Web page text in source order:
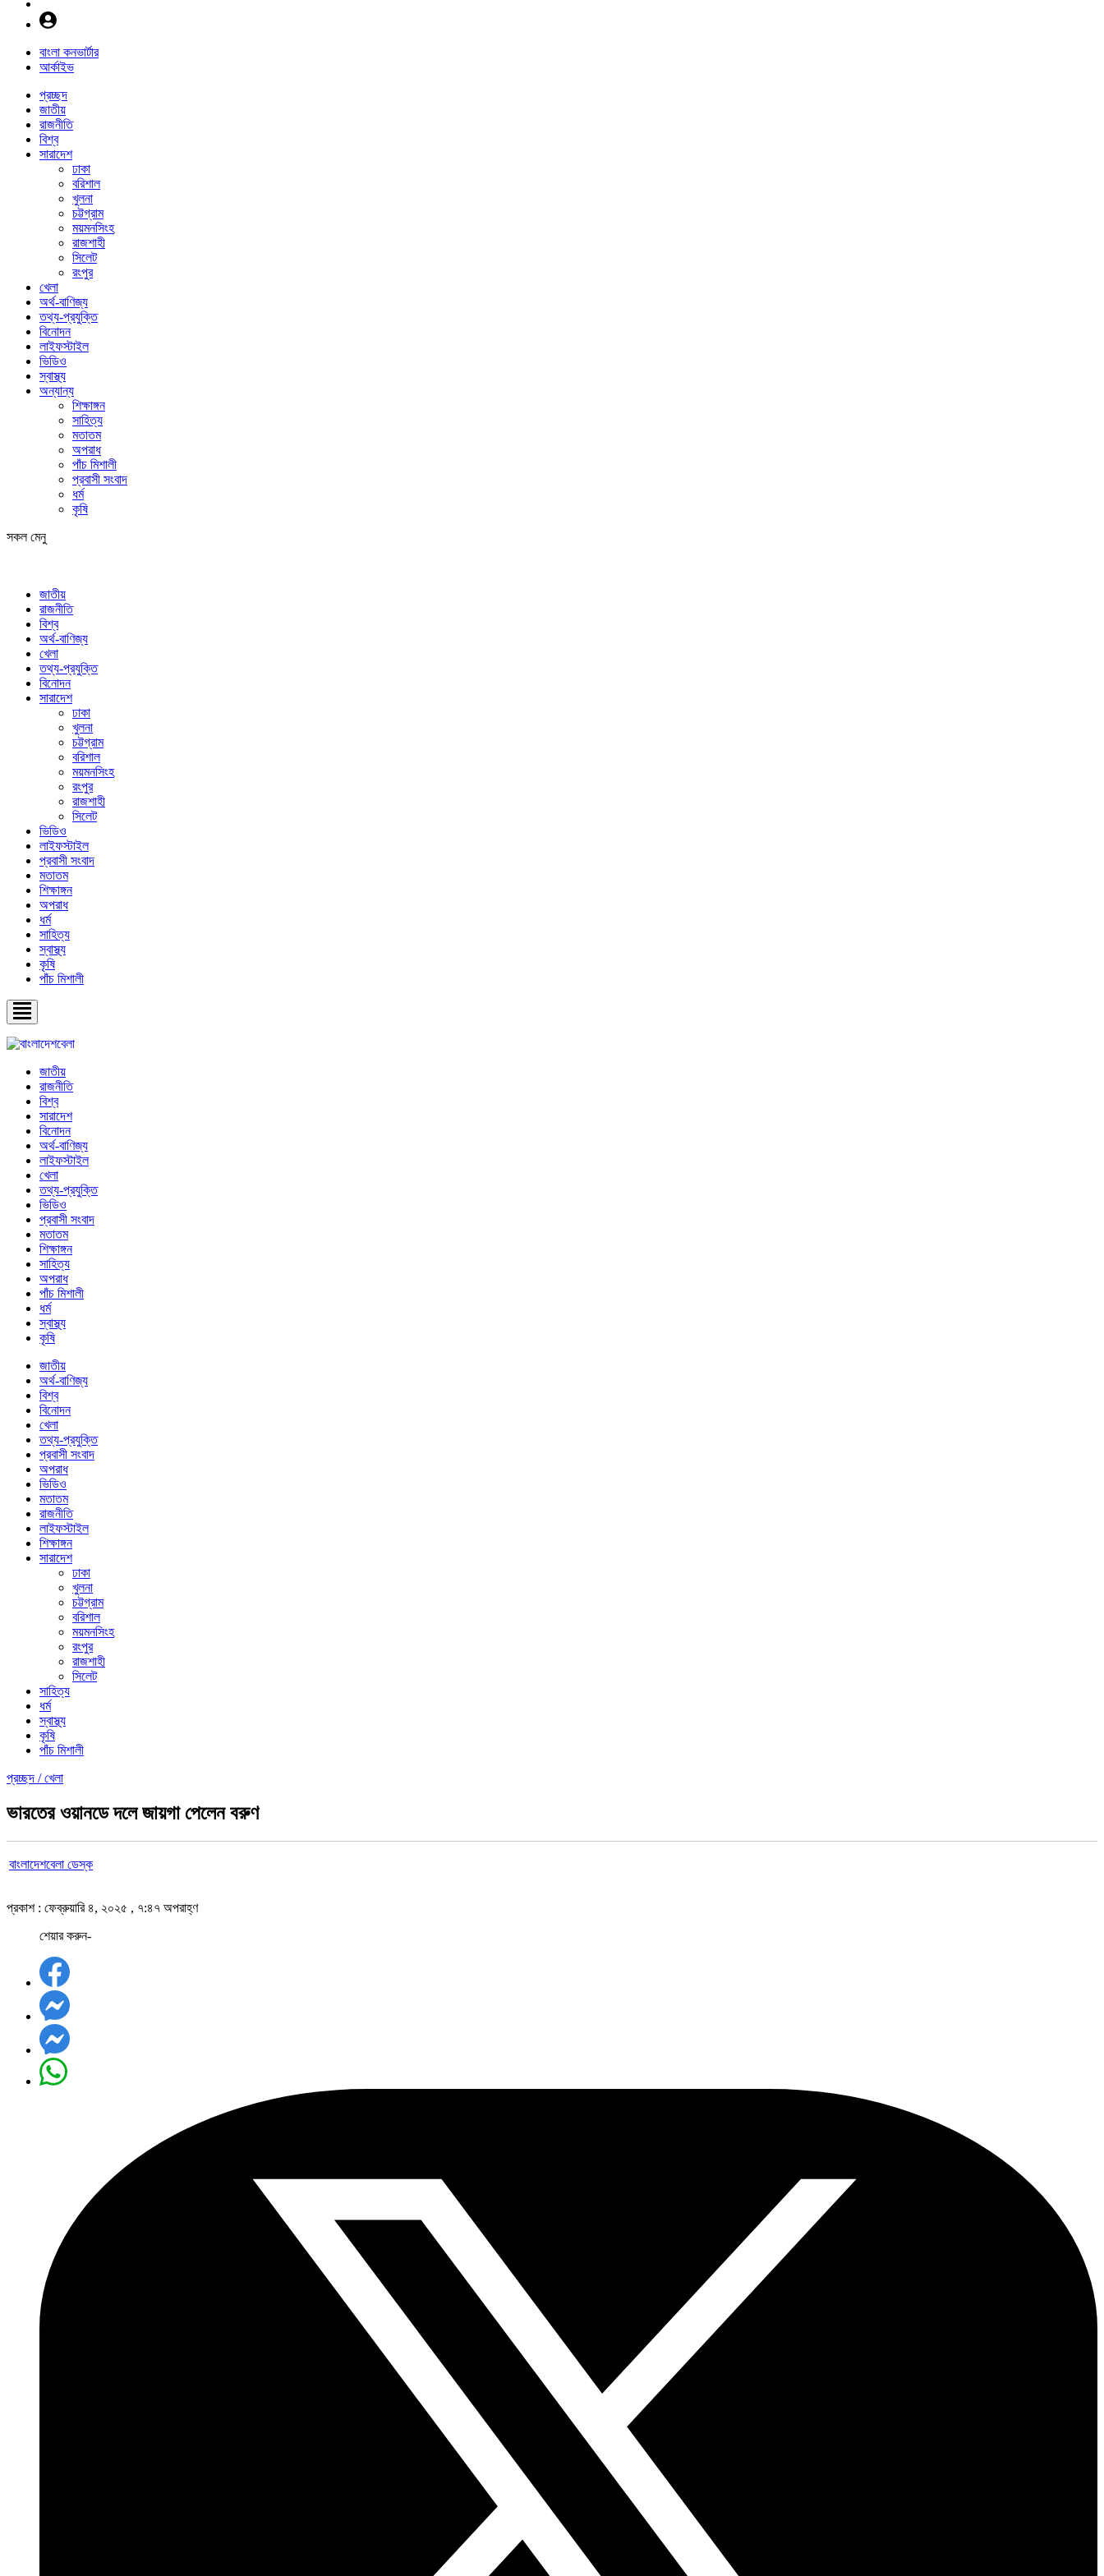
বাংলা কনভার্টার
আর্কাইভ
প্রচ্ছদ
জাতীয়
রাজনীতি
বিশ্ব
সারাদেশ
ঢাকা
বরিশাল
খুলনা
চট্টগ্রাম
ময়মনসিংহ
রাজশাহী
সিলেট
রংপুর
খেলা
অর্থ-বাণিজ্য
তথ্য-প্রযুক্তি
বিনোদন
লাইফস্টাইল
ভিডিও
স্বাস্থ্য
অন্যান্য
শিক্ষাঙ্গন
সাহিত্য
মতাতম
অপরাধ
পাঁচ মিশালী
প্রবাসী সংবাদ
ধর্ম
কৃষি
সকল মেনু
জাতীয়
রাজনীতি
বিশ্ব
অর্থ-বাণিজ্য
খেলা
তথ্য-প্রযুক্তি
বিনোদন
সারাদেশ
ঢাকা
খুলনা
চট্টগ্রাম
বরিশাল
ময়মনসিংহ
রংপুর
রাজশাহী
সিলেট
ভিডিও
লাইফস্টাইল
প্রবাসী সংবাদ
মতাতম
শিক্ষাঙ্গন
অপরাধ
ধর্ম
সাহিত্য
স্বাস্থ্য
কৃষি
পাঁচ মিশালী
জাতীয়
রাজনীতি
বিশ্ব
সারাদেশ
বিনোদন
অর্থ-বাণিজ্য
লাইফস্টাইল
খেলা
তথ্য-প্রযুক্তি
ভিডিও
প্রবাসী সংবাদ
মতাতম
শিক্ষাঙ্গন
সাহিত্য
অপরাধ
পাঁচ মিশালী
ধর্ম
স্বাস্থ্য
কৃষি
জাতীয়
অর্থ-বাণিজ্য
বিশ্ব
বিনোদন
খেলা
তথ্য-প্রযুক্তি
প্রবাসী সংবাদ
অপরাধ
ভিডিও
মতাতম
রাজনীতি
লাইফস্টাইল
শিক্ষাঙ্গন
সারাদেশ
ঢাকা
খুলনা
চট্টগ্রাম
বরিশাল
ময়মনসিংহ
রংপুর
রাজশাহী
সিলেট
সাহিত্য
ধর্ম
স্বাস্থ্য
কৃষি
পাঁচ মিশালী
প্রচ্ছদ /খেলা
ভারতের ওয়ানডে দলে জায়গা পেলেন বরুণ
বাংলাদেশবেলা ডেস্ক
প্রকাশ : ফেব্রুয়ারি ৪, ২০২৫ , ৭:৪৭ অপরাহ্ণ
শেয়ার করুন-